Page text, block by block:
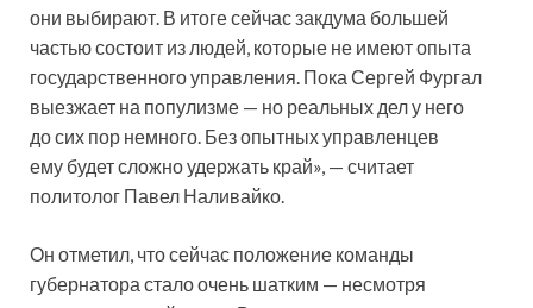
они выбирают. В итоге сейчас закдума большей
частью состоит из людей, которые не имеют опыта
государственного управления. Пока Сергей Фургал
выезжает на популизме — но реальных дел у него
до сих пор немного. Без опытных управленцев
ему будет сложно удержать край», — считает
политолог Павел Наливайко.
Он отметил, что сейчас положение команды
губернатора стало очень шатким — несмотря